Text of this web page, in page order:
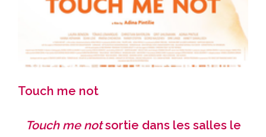
Touch me not
Touch me notsortie dans les salles le